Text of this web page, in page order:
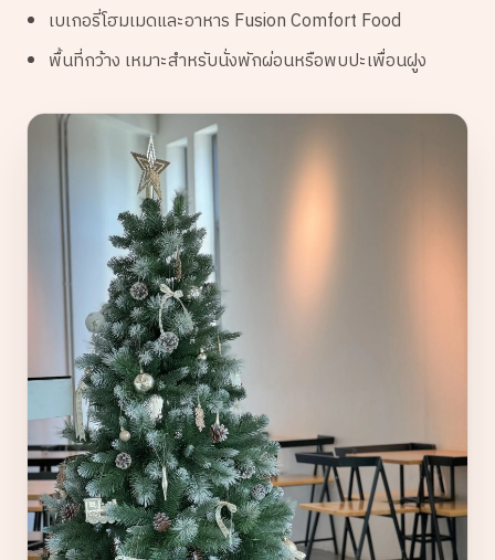
เบเกอรี่โฮมเมดและอาหาร Fusion Comfort Food
พื้นที่กว้าง เหมาะสำหรับนั่งพักผ่อนหรือพบปะเพื่อนฝูง